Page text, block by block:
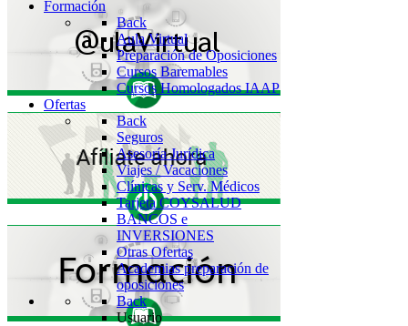
Formación
Back
Aula Virtual
Preparación de Oposiciones
Cursos Baremables
Cursos Homologados IAAP
Ofertas
Back
Seguros
Asesoría Jurídica
Viajes / Vacaciones
Clínicas y Serv. Médicos
Tarjeta COYSALUD
BANCOS e
INVERSIONES
Otras Ofertas
Academias preparación de
oposiciones
Back
Usuario